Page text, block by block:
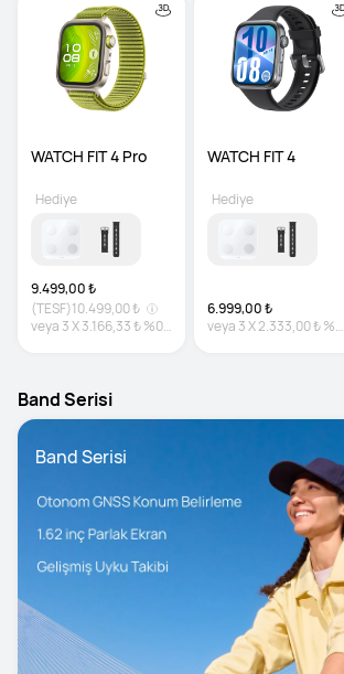
WATCH FIT 4 Pro
9.499,00 ₺
(TESF)10.499,00 ₺
veya 3X3.166,33 ₺%0
Hediye
WATCH FIT 4
6.999,00 ₺
veya 3X2.333,00 ₺%0
Hediye
Band Serisi
Band Serisi